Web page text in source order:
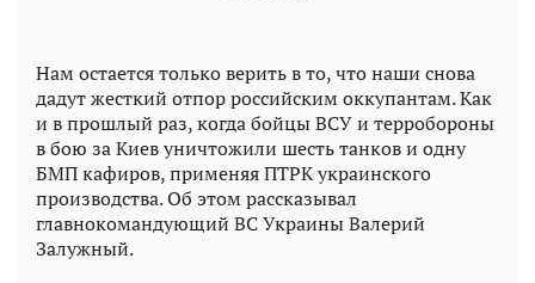
Нам остается только верить в то, что наши снова
дадут жесткий отпор российским оккупантам. Как
и в прошлый раз, когда бойцы ВСУ и терробороны
в бою за Киев уничтожили шесть танков и одну
БМП кафиров, применяя ПТРК украинского
производства. Об этом рассказывал
главнокомандующий ВС Украины Валерий
Залужный.